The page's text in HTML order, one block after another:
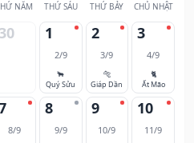
NĂM THỨ SÁU THỨ BẢY CHỦ NHẬT
30 1
2/9
🐂
Quý Sửu
2
3/9
🐅
Giáp Dần
3
4/9
🐈
Ất Mão
8/9
8
9/9
9
10/9
10
11/9